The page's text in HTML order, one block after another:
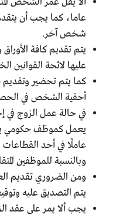
عاما، كما يجب أن
شخص آخر.
يتم تقديم كافة
عليها لائحة القوانين
كما يتم تحضير وتقديم
أحقية الشخص في
في حالة عمل الزوج في
وبالنسبة للموظفين
ومن الضروري تقديم
يتم التصديق عليه
يجب ألا يمر على عقد